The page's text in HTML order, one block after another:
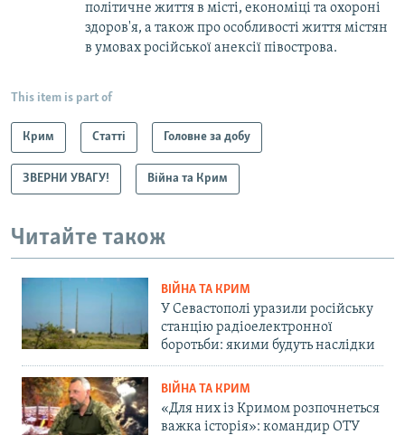
політичне життя в місті, економіці та охороні
здоров'я, а також про особливості життя містян
в умовах російської анексії півострова.
This item is part of
Крим Статті Головне за добу
ЗВЕРНИ УВАГУ! Війна та Крим
Читайте також
ВІЙНА ТА КРИМ
У Севастополі уразили російську
станцію радіоелектронної
боротьби: якими будуть наслідки
ВІЙНА ТА КРИМ
«Для них із Кримом розпочнеться
важка історія»: командир ОТУ